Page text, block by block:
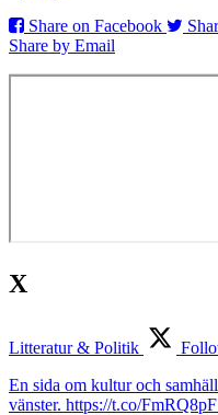
Share on Facebook
Share by Email
X
Litteratur & Politik
En sida om kultur och
vänster. https://t.co/